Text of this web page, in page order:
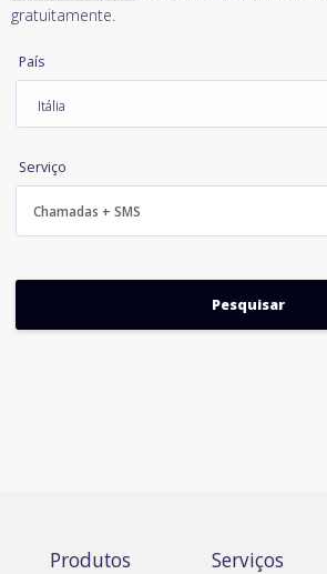
gratuitamente.
País
Serviço
Chamadas + SMS
Produtos Serviços